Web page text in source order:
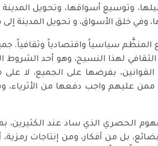
وتوسيع أسواقها، وتحويل المدينة
وفي خلق الأسواق، و تحويل المدينة
المنظَّم سياسياً واقتصادياً وثقافياً.
لهذا النسيج، وهو أحد الشروط
بفرضها على الجميع، لا
ممن عليهم واجب دفعها من
الحصري الذي ساد عند
بل من أفكار، ومن إنتاجات رمزية،